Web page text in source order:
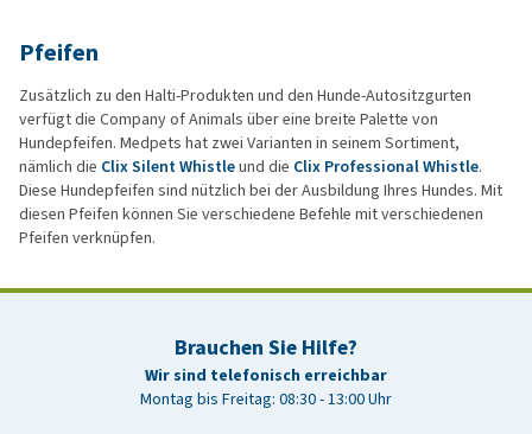
Pfeifen
Zusätzlich zu den Halti-Produkten und den Hunde-Autositzgurten
verfügt die Company of Animals über eine breite Palette von
Hundepfeifen. Medpets hat zwei Varianten in seinem Sortiment,
nämlich die Clix Silent Whistleund die Clix Professional Whistle.
Diese Hundepfeifen sind nützlich bei der Ausbildung Ihres Hundes. Mit
diesen Pfeifen können Sie verschiedene Befehle mit verschiedenen
Pfeifen verknüpfen.
Brauchen Sie Hilfe?
Wir sind telefonisch erreichbar
Montag bis Freitag: 08:30 - 13:00 Uhr